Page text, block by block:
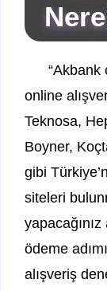
“Akbank
online
Teknosa,
Boyner,
gibi
siteleri
yapacağınız
ödeme
alışveriş